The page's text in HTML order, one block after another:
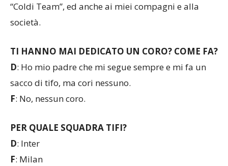
“Coldi Team”, ed anche ai miei compagni e alla
società.
TI HANNO MAI DEDICATO UN CORO? COME FA?
D: Ho mio padre che mi segue sempre e mi fa un
sacco di tifo, ma cori nessuno.
F: No, nessun coro.
PER QUALE SQUADRA TIFI?
D: Inter
F: Milan